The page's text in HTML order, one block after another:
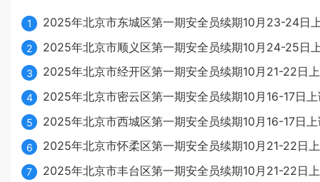
1 2025年北京市东城区第一期安全员续期10月23-24日
2 2025年北京市顺义区第一期安全员续期10月24-25日
3 2025年北京市经开区第一期安全员续期10月21-22日
4 2025年北京市密云区第一期安全员续期10月16-17日
5 2025年北京市西城区第一期安全员续期10月16-17日
6 2025年北京市怀柔区第一期安全员续期10月21-22日
7 2025年北京市丰台区第一期安全员续期10月21-22日